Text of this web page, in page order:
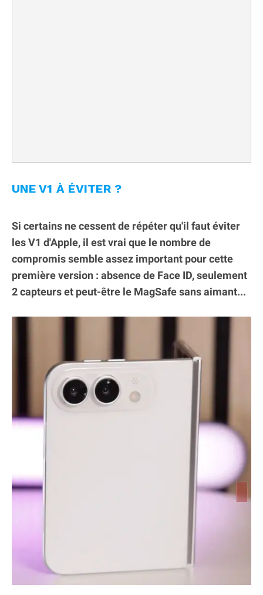
UNE V1 À ÉVITER ?
Si certains ne cessent de répéter qu'il faut éviter
les V1 d'Apple, il est vrai que le nombre de
compromis semble assez important pour cette
première version : absence de Face ID, seulement
2 capteurs et peut-être le MagSafe sans aimant...